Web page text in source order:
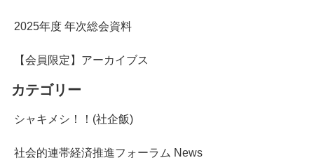
2025年度 年次総会資料
【会員限定】アーカイブス
カテゴリー
シャキメシ！！(社企飯)
社会的連帯経済推進フォーラム News